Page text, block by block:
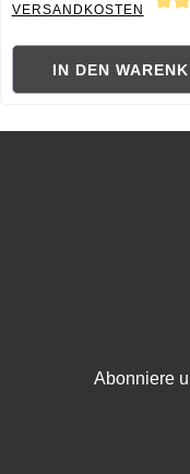
VERSANDKOSTEN
IN DEN
Abonniere